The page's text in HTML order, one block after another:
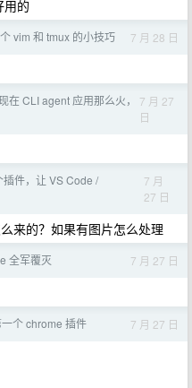
用的
vim 和 tmux 的小技巧 7 月 28 日
在 CLI agent 应用那么火，
7 月 27
日
插件，让 VS Code /
7 月
27 日
来的？如果有图片怎么处理
全军覆灭 7 月 27 日
一个 chrome 插件 7 月 27 日